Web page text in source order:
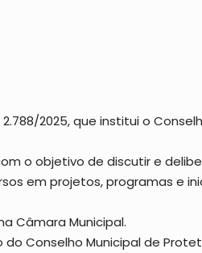
2025, que institui o
o objetivo de discutir e
em projetos, programas e
Câmara Municipal.
Conselho Municipal de